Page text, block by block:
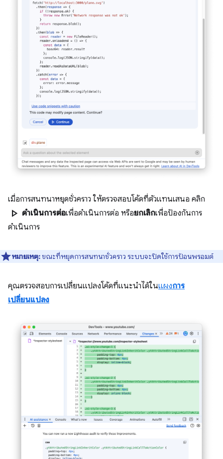
เมื่อการสนทนาหยุดชั่วคราว ให้ตรวจสอบโค้ดที่ตัวแทนเสนอ คลิก
play_arrow ดำเนินการต่อเพื่อดำเนินการต่อ หรือยกเลิกเพื่อป้องกันการ
ดำเนินการ
หมายเหตุ: ขณะที่หยุดการสนทนาชั่วคราว ระบบจะปิดใช้การป้อนพรอมต์
คุณตรวจสอบการเปลี่ยนแปลงโค้ดที่แนะนำได้ในแผงการ
เปลี่ยนแปลง